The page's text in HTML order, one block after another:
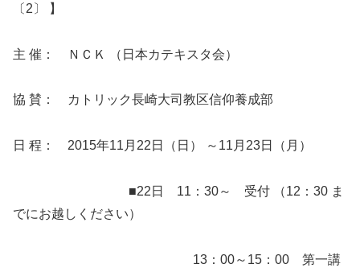
〔2〕 】
主 催： ＮＣＫ （日本カテキスタ会）
協 賛： カトリック長崎大司教区信仰養成部
日 程： 2015年11月22日（日） ～11月23日（月）
■22日 11：30～ 受付 （12：30 ま
でにお越しください）
13：00～15：00 第一講